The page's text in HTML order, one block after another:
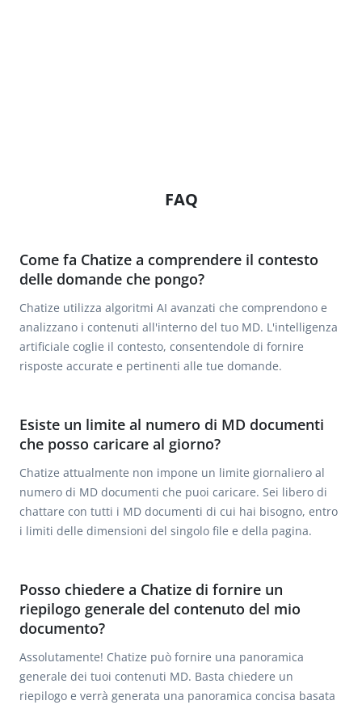
FAQ
Come fa Chatize a comprendere il contesto
delle domande che pongo?
Chatize utilizza algoritmi AI avanzati che comprendono e
analizzano i contenuti all'interno del tuo MD. L'intelligenza
artificiale coglie il contesto, consentendole di fornire
risposte accurate e pertinenti alle tue domande.
Esiste un limite al numero di MD documenti
che posso caricare al giorno?
Chatize attualmente non impone un limite giornaliero al
numero di MD documenti che puoi caricare. Sei libero di
chattare con tutti i MD documenti di cui hai bisogno, entro
i limiti delle dimensioni del singolo file e della pagina.
Posso chiedere a Chatize di fornire un
riepilogo generale del contenuto del mio
documento?
Assolutamente! Chatize può fornire una panoramica
generale dei tuoi contenuti MD. Basta chiedere un
riepilogo e verrà generata una panoramica concisa basata